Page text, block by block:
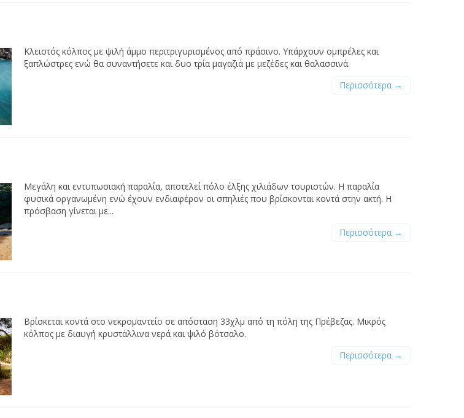
Κλειστός κόλπος με ψιλή άμμο περιτριγυρισμένος από πράσινο. Υπάρχουν ομπρέλες και
ξαπλώστρες ενώ θα συναντήσετε και δυο τρία μαγαζιά με μεζέδες και θαλασσινά.
Περισσότερα →
Μεγάλη και εντυπωσιακή παραλία, αποτελεί πόλο έλξης χιλιάδων τουριστών. Η παραλία
φυσικά οργανωμένη ενώ έχουν ενδιαφέρον οι σπηλιές που βρίσκονται κοντά στην ακτή. Η
πρόσβαση γίνεται με...
Περισσότερα →
Βρίσκεται κοντά στο νεκρομαντείο σε απόσταση 33χλμ από τη πόλη της Πρέβεζας. Μικρός
κόλπος με διαυγή κρυστάλλινα νερά και ψιλό βότσαλο.
Περισσότερα →